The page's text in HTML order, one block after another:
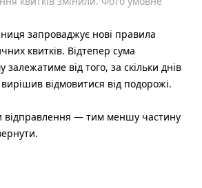
запроваджує нові правила
квитків. Відтепер сума
залежатиме від того, за скільки днів
відмовитися від подорожі.
відправлення — тим меншу частину